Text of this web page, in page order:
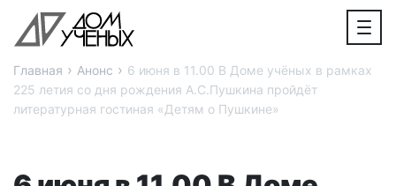
Главная › Анонс › 6 июня в 11.00 В Доме учёных в рамках
225 летия со дня рождения А.С.Пушкина пройдёт
литературная гостиная «Детям о Пушкине»